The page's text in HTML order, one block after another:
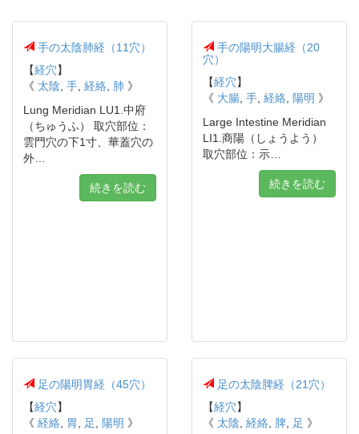
手の太陰肺経（11穴）
【経穴】
《 太陰 手 経絡 肺 》
Lung Meridian LU1.中府
（ちゅうふ） 取穴部位：
雲門穴の下1寸、華蓋穴の
外…
続きを読む
手の陽明大腸経（20
穴）
【経穴】
《 大腸 手 経絡 陽明 》
Large Intestine Meridian
LI1.商陽（しょうよう）
取穴部位：示…
続きを読む
足の陽明胃経（45穴）
【経穴】
《 経絡 胃 足 陽明 》
足の太陰脾経（21穴）
【経穴】
《 太陰 経絡 脾 足 》